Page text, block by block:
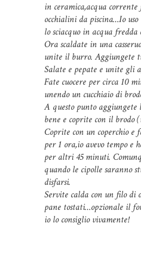
in ceramica,acqua
occhialini da piscina…Io
lo sciacquo in acqua
Ora scaldate in una
unite il burro. Aggiungete
Salate e pepate e unite gli
Fate cuocere per circa 10
unendo un cucchiaio di
A questo punto aggiungete
bene e coprite con il brodo
Coprite con un coperchio e
per 1 ora,io avevo tempo e
per altri 45 minuti.
quando le cipolle saranno
disfarsi.
Servite calda con un filo di
pane tostati…opzionale il
io lo consiglio vivamente!